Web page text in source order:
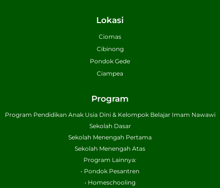
Lokasi
Ciomas
Cibinong
Pondok Gede
Ciampea
Program
Program Pendidikan Anak Usia Dini & Kelompok Belajar Imam Nawawi
Sekolah Dasar
Sekolah Menengah Pertama
Sekolah Menengah Atas
Program Lainnya:
• Pondok Pesantren
• Homeschooling